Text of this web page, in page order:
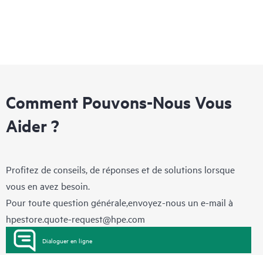
Comment Pouvons-Nous Vous
Aider ?
Profitez de conseils, de réponses et de solutions lorsque
vous en avez besoin.
Pour toute question générale,envoyez-nous un e-mail à
hpestore.quote-request@hpe.com
Dialoguer en ligne